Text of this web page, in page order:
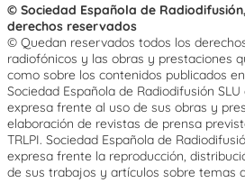
© Sociedad Española de
derechos reservados
© Quedan reservados todos los
radiofónicos y las obras y prestaciones
como sobre los contenidos publicados
Sociedad Española de Radiodifusión
expresa frente al uso de sus obras y
elaboración de revistas de prensa
TRLPI. Sociedad Española de
expresa frente la reproducción,
de sus trabajos y artículos sobre temas